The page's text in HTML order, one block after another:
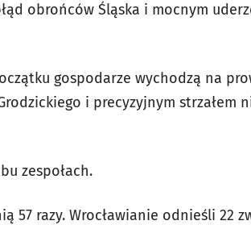
obrońców Śląska i mocnym
gospodarze wychodzą na
i precyzyjnym strzałem
zespołach.
57 razy. Wrocławianie odnieśli 22